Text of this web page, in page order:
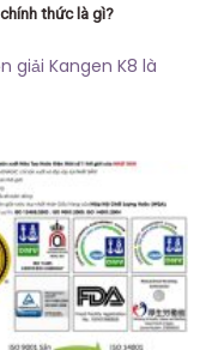
thức là gì?
giải Kangen K8 là